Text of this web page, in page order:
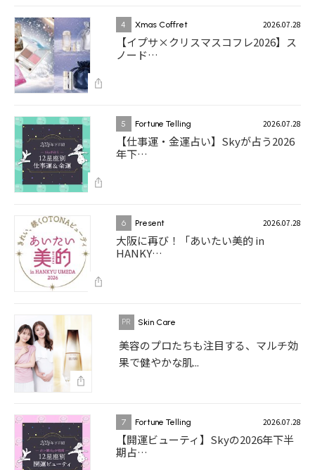
4 Xmas Coffret 2026.07.28
【イプサ×クリスマスコフレ2026】ス
ノード…
5 Fortune Telling 2026.07.28
【仕事運・金運占い】Skyが占う2026
年下…
6 Present 2026.07.28
大阪に再び！「あいたい美的 in
HANKY…
Skin Care
美容のプロたちも注目する、マルチ効
果で健やかな肌...
7 Fortune Telling 2026.07.28
【開運ビューティ】Skyの2026年下半
期占…